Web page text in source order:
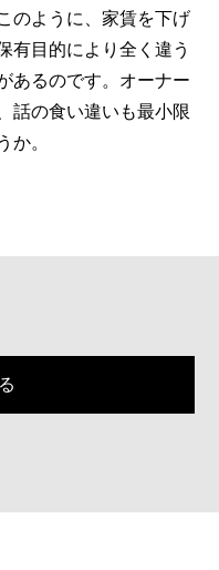
のように、家賃を下げ
有目的により全く違う
あるのです。オーナー
話の食い違いも最小限
。